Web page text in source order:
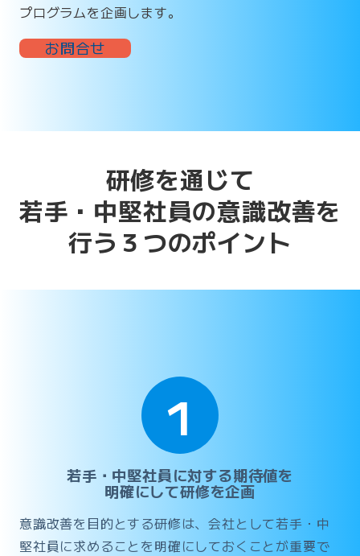
プログラムを企画します。
お問合せ
研修を通じて
若手・中堅社員の意識改善を
行う３つのポイント
1
若手・中堅社員に対する期待値を
明確にして研修を企画
意識改善を目的とする研修は、会社として若手・中
堅社員に求めることを明確にしておくことが重要で